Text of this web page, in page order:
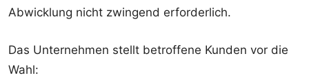
Abwicklung nicht zwingend erforderlich.
Das Unternehmen stellt betroffene Kunden vor die
Wahl: